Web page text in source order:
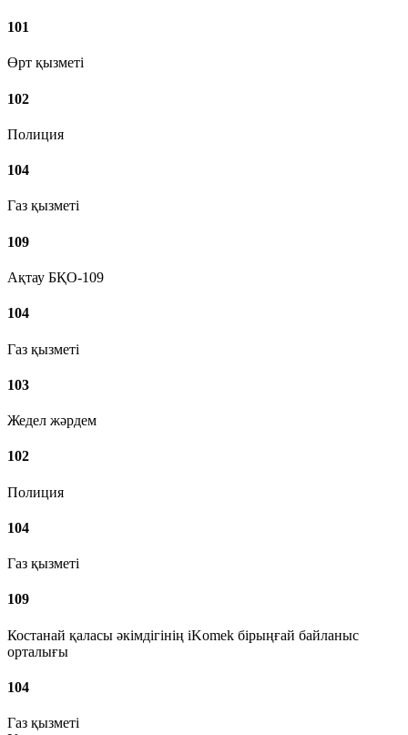
101
Өрт қызметі
102
Полиция
104
Газ қызметі
109
Ақтау БҚО-109
104
Газ қызметі
103
Жедел жәрдем
102
Полиция
104
Газ қызметі
109
Костанай қаласы әкімдігінің iKomek бірыңғай байланыс
орталығы
104
Газ қызметі